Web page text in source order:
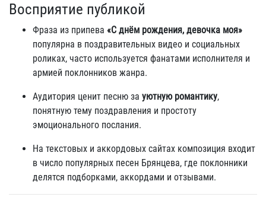
Восприятие публикой
Фраза из припева «С днём рождения, девочка моя»
популярна в поздравительных видео и социальных
роликах, часто используется фанатами исполнителя и
армией поклонников жанра.
Аудитория ценит песню за уютную романтику,
понятную тему поздравления и простоту
эмоционального послания.
На текстовых и аккордовых сайтах композиция входит
в число популярных песен Брянцева, где поклонники
делятся подборками, аккордами и отзывами.